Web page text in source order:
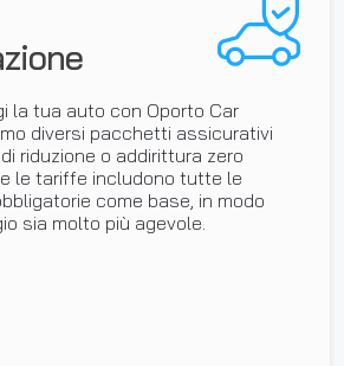
la tua auto con Oporto Car
diversi pacchetti assicurativi
riduzione o addirittura zero
le tariffe includono tutte le
come base, in modo
sia molto più agevole.